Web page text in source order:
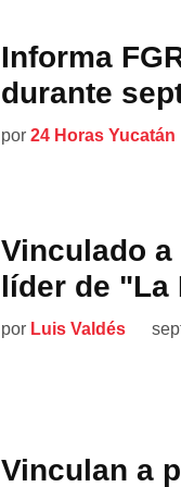
Informa
durante
por 24 Horas Yucatán
Vinculado a
líder de "La
por Luis Valdés
Vinculan a